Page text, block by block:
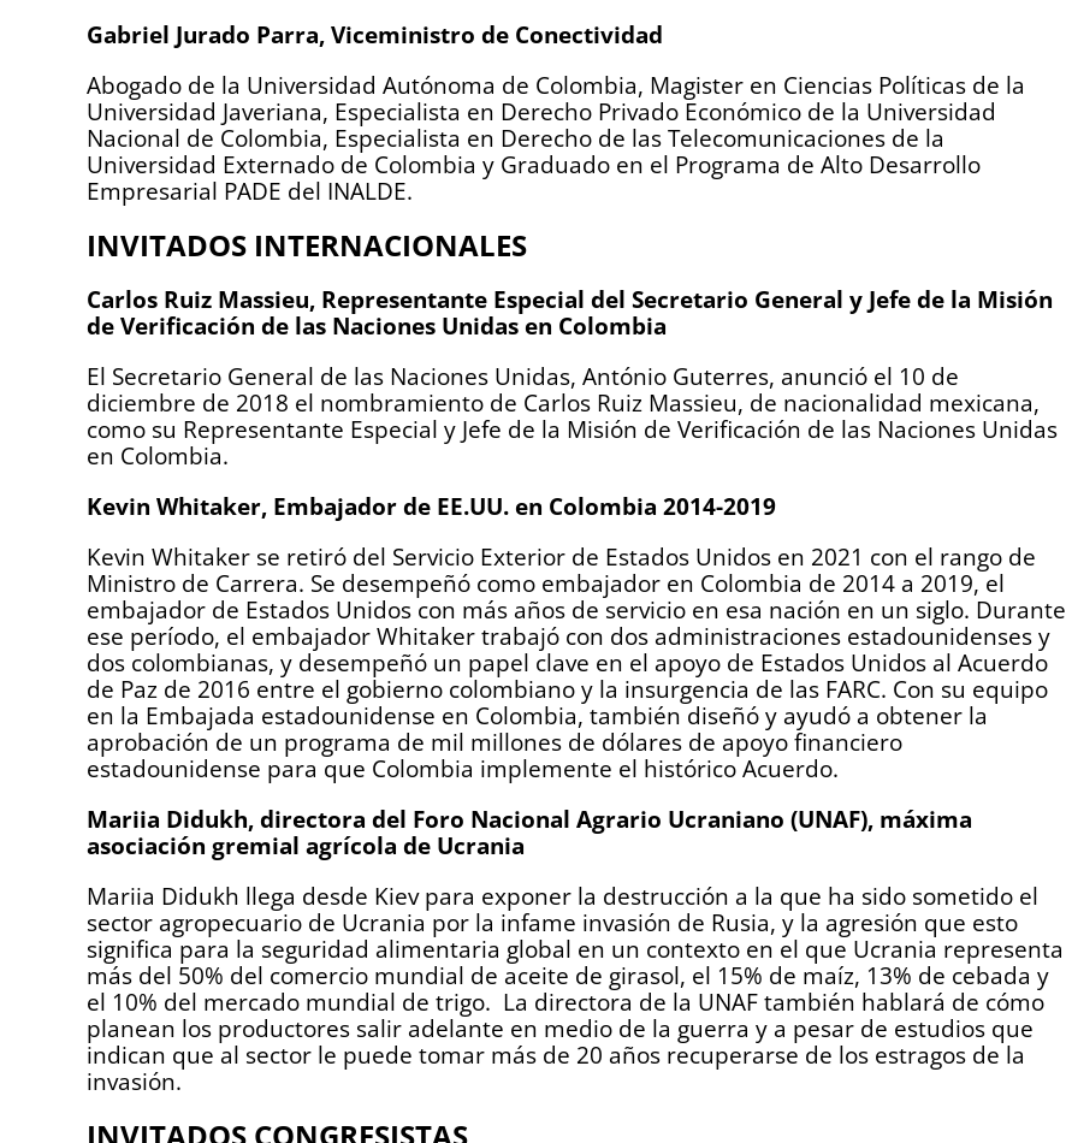
Gabriel Jurado Parra, Viceministro de Conectividad
Abogado de la Universidad Autónoma de Colombia, Magister en Ciencias Políticas de la
Universidad Javeriana, Especialista en Derecho Privado Económico de la Universidad
Nacional de Colombia, Especialista en Derecho de las Telecomunicaciones de la
Universidad Externado de Colombia y Graduado en el Programa de Alto Desarrollo
Empresarial PADE del INALDE.
INVITADOS INTERNACIONALES
Carlos Ruiz Massieu, Representante Especial del Secretario General y Jefe de la Misión
de Verificación de las Naciones Unidas en Colombia
El Secretario General de las Naciones Unidas, António Guterres, anunció el 10 de
diciembre de 2018 el nombramiento de Carlos Ruiz Massieu, de nacionalidad mexicana,
como su Representante Especial y Jefe de la Misión de Verificación de las Naciones Unidas
en Colombia.
Kevin Whitaker, Embajador de EE.UU. en Colombia 2014-2019
Kevin Whitaker se retiró del Servicio Exterior de Estados Unidos en 2021 con el rango de
Ministro de Carrera. Se desempeñó como embajador en Colombia de 2014 a 2019, el
embajador de Estados Unidos con más años de servicio en esa nación en un siglo. Durante
ese período, el embajador Whitaker trabajó con dos administraciones estadounidenses y
dos colombianas, y desempeñó un papel clave en el apoyo de Estados Unidos al Acuerdo
de Paz de 2016 entre el gobierno colombiano y la insurgencia de las FARC. Con su equipo
en la Embajada estadounidense en Colombia, también diseñó y ayudó a obtener la
aprobación de un programa de mil millones de dólares de apoyo financiero
estadounidense para que Colombia implemente el histórico Acuerdo.
Mariia Didukh, directora del Foro Nacional Agrario Ucraniano (UNAF), máxima
asociación gremial agrícola de Ucrania
Mariia Didukh llega desde Kiev para exponer la destrucción a la que ha sido sometido el
sector agropecuario de Ucrania por la infame invasión de Rusia, y la agresión que esto
significa para la seguridad alimentaria global en un contexto en el que Ucrania representa
más del 50% del comercio mundial de aceite de girasol, el 15% de maíz, 13% de cebada y
el 10% del mercado mundial de trigo. La directora de la UNAF también hablará de cómo
planean los productores salir adelante en medio de la guerra y a pesar de estudios que
indican que al sector le puede tomar más de 20 años recuperarse de los estragos de la
invasión.
INVITADOS CONGRESISTAS